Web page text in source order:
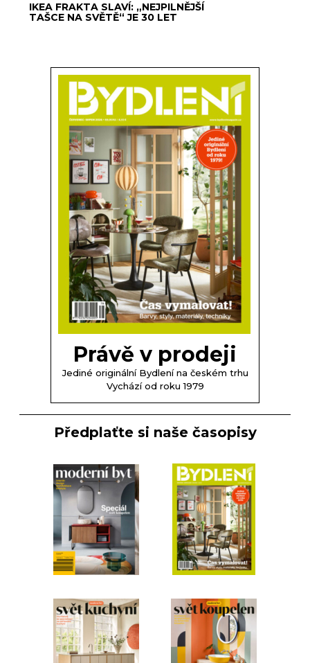
IKEA FRAKTA SLAVÍ: „NEJPILNĚJŠÍ
TAŠCE NA SVĚTĚ“ JE 30 LET
Právě v prodeji
Jediné originální Bydlení na českém trhu
Vychází od roku 1979
Předplaťte si naše časopisy